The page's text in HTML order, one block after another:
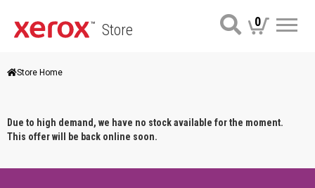
Store 0
Store Home
Due to high demand, we have no stock available for the moment.
This offer will be back online soon.